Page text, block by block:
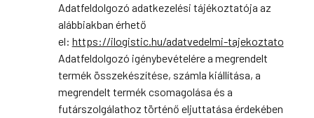
Adatfeldolgozó adatkezelési tájékoztatója az
alábbiakban érhető
el: https://ilogistic.hu/adatvedelmi-tajekoztato
Adatfeldolgozó igénybevételére a megrendelt
termék összekészítése, számla kiállítása, a
megrendelt termék csomagolása és a
futárszolgálathoz történő eljuttatása érdekében